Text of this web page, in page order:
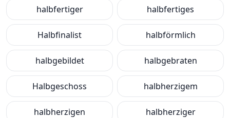
halbfertiger halbfertiges
Halbfinalist halbförmlich
halbgebildet halbgebraten
Halbgeschoss halbherzigem
halbherzigen halbherziger